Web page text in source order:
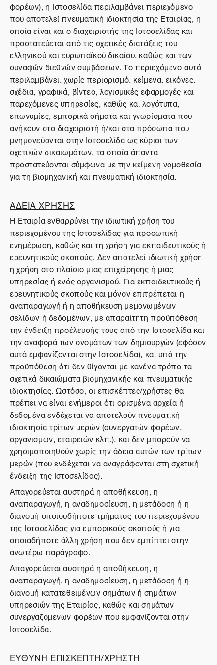
φορέων), η Ιστοσελίδα περιλαμβάνει περιεχόμενο
που αποτελεί πνευματική ιδιοκτησία της Εταιρίας, η
οποία είναι και ο διαχειριστής της Ιστοσελίδας και
προστατεύεται από τις σχετικές διατάξεις του
ελληνικού και ευρωπαϊκού δικαίου, καθώς και των
συναφών διεθνών συμβάσεων. Το περιεχόμενο αυτό
περιλαμβάνει, χωρίς περιορισμό, κείμενα, εικόνες,
σχέδια, γραφικά, βίντεο, λογισμικές εφαρμογές και
παρεχόμενες υπηρεσίες, καθώς και λογότυπα,
επωνυμίες, εμπορικά σήματα και γνωρίσματα που
ανήκουν στο διαχειριστή ή/και στα πρόσωπα που
μνημονεύονται στην Ιστοσελίδα ως κύριοι των
σχετικών δικαιωμάτων, τα οποία άπαντα
προστατεύονται σύμφωνα με την κείμενη νομοθεσία
για τη βιομηχανική και πνευματική ιδιοκτησία.
ΑΔΕΙΑ ΧΡΗΣΗΣ
Η Εταιρία ενθαρρύνει την ιδιωτική χρήση του
περιεχομένου της Ιστοσελίδας για προσωπική
ενημέρωση, καθώς και τη χρήση για εκπαιδευτικούς ή
ερευνητικούς σκοπούς. Δεν αποτελεί ιδιωτική χρήση
η χρήση στο πλαίσιο μιας επιχείρησης ή μιας
υπηρεσίας ή ενός οργανισμού. Για εκπαιδευτικούς ή
ερευνητικούς σκοπούς και μόνον επιτρέπεται η
αναπαραγωγή ή η αποθήκευση μεμονωμένων
σελίδων ή δεδομένων, με απαραίτητη προϋπόθεση
την ένδειξη προέλευσής τους από την Ιστοσελίδα και
την αναφορά των ονομάτων των δημιουργών (εφόσον
αυτά εμφανίζονται στην Ιστοσελίδα), και υπό την
προϋπόθεση ότι δεν θίγονται με κανένα τρόπο τα
σχετικά δικαιώματα βιομηχανικής και πνευματικής
ιδιοκτησίας. Ωστόσο, οι επισκέπτες/χρήστες θα
πρέπει να είναι ενήμεροι ότι ορισμένα αρχεία ή
δεδομένα ενδέχεται να αποτελούν πνευματική
ιδιοκτησία τρίτων μερών (συνεργατών φορέων,
οργανισμών, εταιρειών κλπ.), και δεν μπορούν να
χρησιμοποιηθούν χωρίς την άδεια αυτών των τρίτων
μερών (που ενδέχεται να αναγράφονται στη σχετική
ένδειξη της Ιστοσελίδας).
Απαγορεύεται αυστηρά η αποθήκευση, η
αναπαραγωγή, η αναδημοσίευση, η μετάδοση ή η
διανομή οποιουδήποτε τμήματος του περιεχομένου
της Ιστοσελίδας για εμπορικούς σκοπούς ή για
οποιαδήποτε άλλη χρήση που δεν εμπίπτει στην
ανωτέρω παράγραφο.
Απαγορεύεται αυστηρά η αποθήκευση, η
αναπαραγωγή, η αναδημοσίευση, η μετάδοση ή η
διανομή κατατεθειμένων σημάτων ή σημάτων
υπηρεσιών της Εταιρίας, καθώς και σημάτων
συνεργαζόμενων φορέων που εμφανίζονται στην
Ιστοσελίδα.
ΕΥΘΥΝΗ ΕΠΙΣΚΕΠΤΗ/ΧΡΗΣΤΗ